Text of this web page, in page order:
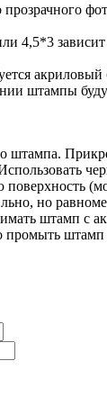
4,5*3
штампы
штампа.
поверхность
но
штамп с
промыть